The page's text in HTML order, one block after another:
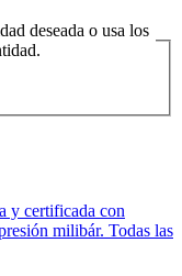
deseada o usa los
y certificada con
milibár. Todas las